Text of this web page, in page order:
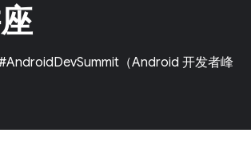
（Android 开发者峰